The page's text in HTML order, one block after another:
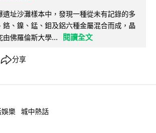
遺址沙灘樣本中，發現一種從未有記錄的多
鉻、鎳、錳、鉬及鋁六種金屬混合而成，晶
由佛羅倫斯大學...
閱讀全文
分享
娛樂 城中熱話